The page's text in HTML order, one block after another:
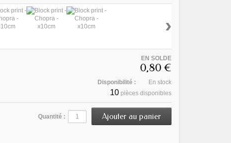
›
EN SOLDE
0,80 €
Disponibilité : En stock
10 pièces disponibles
Quantité :